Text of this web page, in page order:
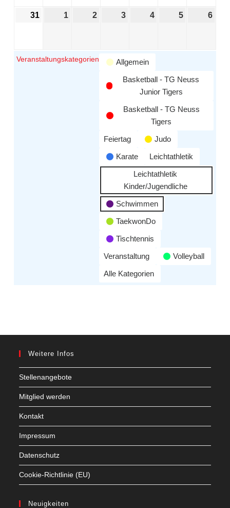
31 1 2 3 4 5 6
Veranstaltungskategorien
Allgemein
Basketball - TG Neuss
Junior Tigers
Basketball - TG Neuss
Tigers
Feiertag
Judo
Karate
Leichtathletik
Leichtathletik
Kinder/Jugendliche
Schwimmen
TaekwonDo
Tischtennis
Veranstaltung
Volleyball
Alle Kategorien
Weitere Infos
Stellenangebote
Mitglied werden
Kontakt
Impressum
Datenschutz
Cookie-Richtlinie (EU)
Neuigkeiten